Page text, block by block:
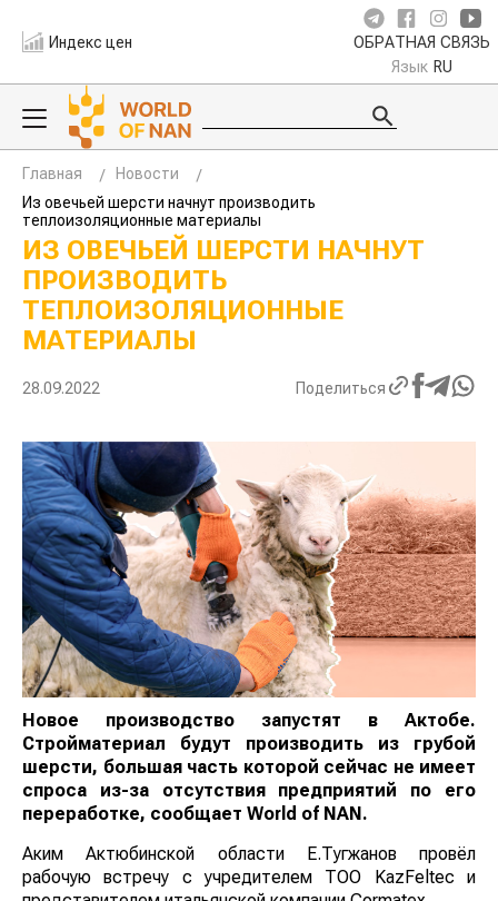
Индекс цен ОБРАТНАЯ СВЯЗЬ
Язык RU
Главная
Новости
Из овечьей шерсти начнут производить
теплоизоляционные материалы
ИЗ ОВЕЧЬЕЙ ШЕРСТИ НАЧНУТ
ПРОИЗВОДИТЬ
ТЕПЛОИЗОЛЯЦИОННЫЕ
МАТЕРИАЛЫ
28.09.2022 Поделиться
Новое производство запустят в Актобе.
Стройматериал будут производить из грубой
шерсти, большая часть которой сейчас не имеет
спроса из-за отсутствия предприятий по его
переработке, сообщает World of NAN.
Аким Актюбинской области Е.Тугжанов провёл
рабочую встречу с учредителем ТОО KazFeltec и